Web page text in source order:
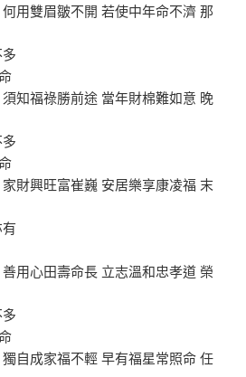
用雙眉皺不開 若使中年命不濟 那
知福祿勝前途 當年財棉難如意 晚
財興旺富崔巍 安居樂享康凌福 末
用心田壽命長 立志溫和忠孝道 榮
自成家福不輕 早有福星常照命 任